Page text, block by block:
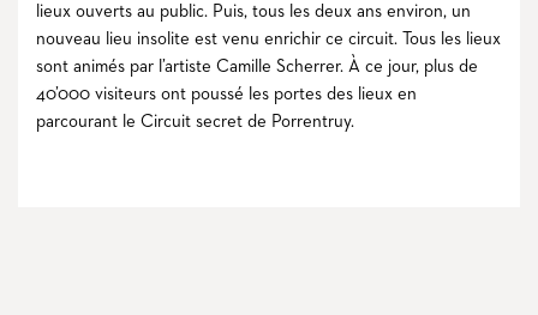
lieux ouverts au public. Puis, tous les deux ans environ, un
nouveau lieu insolite est venu enrichir ce circuit. Tous les lieux
sont animés par l’artiste Camille Scherrer. À ce jour, plus de
40’000 visiteurs ont poussé les portes des lieux en
parcourant le Circuit secret de Porrentruy.